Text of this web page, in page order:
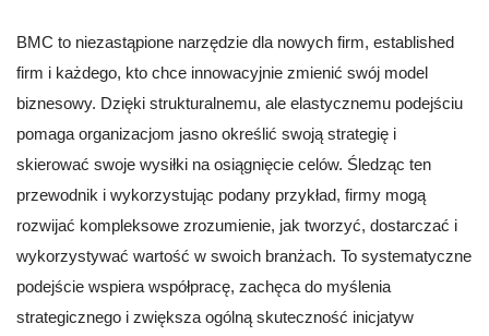
BMC to niezastąpione narzędzie dla nowych firm, established
firm i każdego, kto chce innowacyjnie zmienić swój model
biznesowy. Dzięki strukturalnemu, ale elastycznemu podejściu
pomaga organizacjom jasno określić swoją strategię i
skierować swoje wysiłki na osiągnięcie celów. Śledząc ten
przewodnik i wykorzystując podany przykład, firmy mogą
rozwijać kompleksowe zrozumienie, jak tworzyć, dostarczać i
wykorzystywać wartość w swoich branżach. To systematyczne
podejście wspiera współpracę, zachęca do myślenia
strategicznego i zwiększa ogólną skuteczność inicjatyw